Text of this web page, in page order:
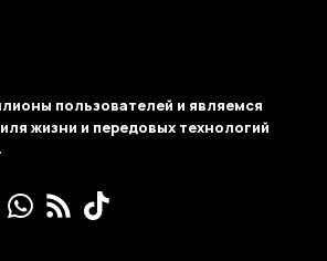
пользователей и являемся
жизни и передовых технологий